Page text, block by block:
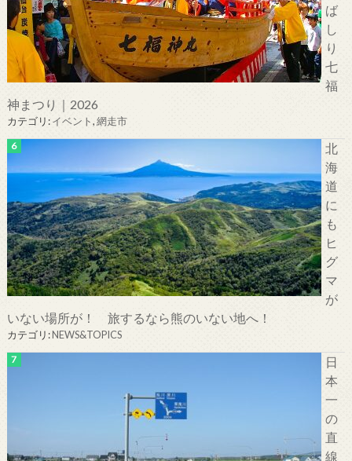
ば
し
り
七
福
神まつり｜2026
カテゴリ:イベント,網走市
北
海
道
に
も
ヒ
グ
マ
が
いない場所が！ 旅するなら熊のいない地へ！
カテゴリ:NEWS&TOPICS
日
本
一
の
直
線